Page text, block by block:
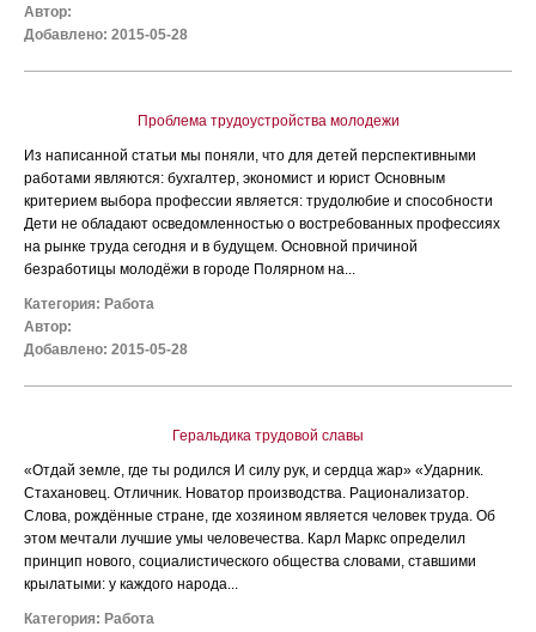
Автор:
Добавлено: 2015-05-28
Проблема трудоустройства молодежи
Из написанной статьи мы поняли, что для детей перспективными
работами являются: бухгалтер, экономист и юрист Основным
критерием выбора профессии является: трудолюбие и способности
Дети не обладают осведомленностью о востребованных профессиях
на рынке труда сегодня и в будущем. Основной причиной
безработицы молодёжи в городе Полярном на...
Категория: Работа
Автор:
Добавлено: 2015-05-28
Геральдика трудовой славы
«Отдай земле, где ты родился И силу рук, и сердца жар» «Ударник.
Стахановец. Отличник. Новатор производства. Рационализатор.
Слова, рождённые стране, где хозяином является человек труда. Об
этом мечтали лучшие умы человечества. Карл Маркс определил
принцип нового, социалистического общества словами, ставшими
крылатыми: у каждого народа...
Категория: Работа